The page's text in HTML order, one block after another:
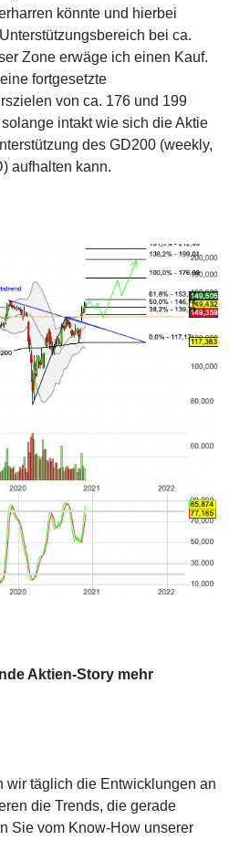
könnte und hierbei
bei ca.
Zone erwäge ich einen Kauf.
fortgesetzte
von ca. 176 und 199
intakt wie sich die Aktie
des GD200 (weekly,
aufhalten kann.
Aktien-Story mehr
wir täglich die Entwicklungen an
die Trends, die gerade
Sie vom Know-How unserer